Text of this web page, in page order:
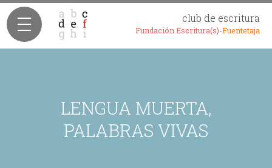
club de escritura
Fundación Escritura(s)-Fuentetaja
LENGUA MUERTA,
PALABRAS VIVAS